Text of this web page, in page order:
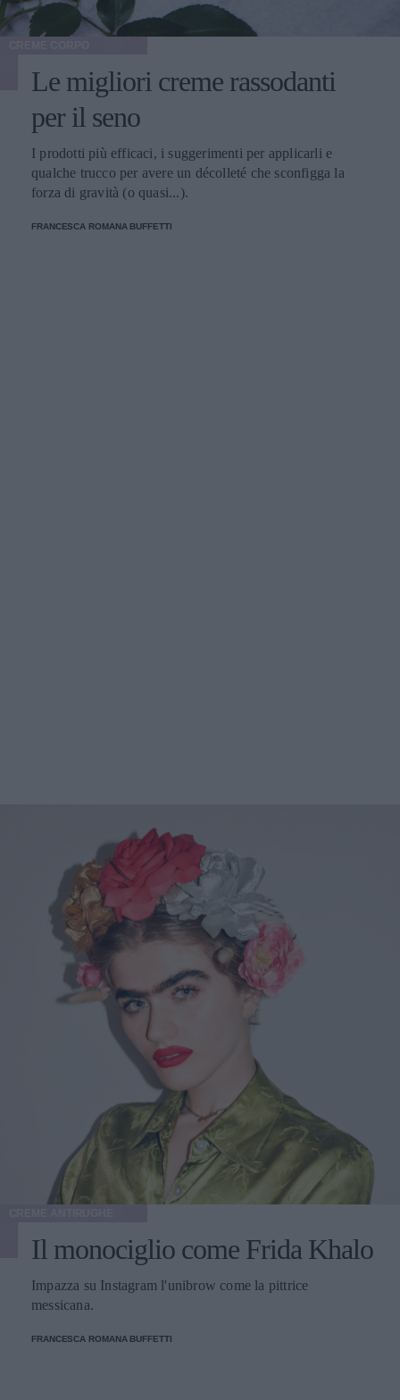
Le migliori creme rassodanti
per il seno
I prodotti più efficaci, i suggerimenti per applicarli e
qualche trucco per avere un décolleté che sconfigga la
forza di gravità (o quasi...).
FRANCESCA ROMANA BUFFETTI
Il monociglio come Frida Khalo
Impazza su Instagram l'unibrow come la pittrice
messicana.
FRANCESCA ROMANA BUFFETTI